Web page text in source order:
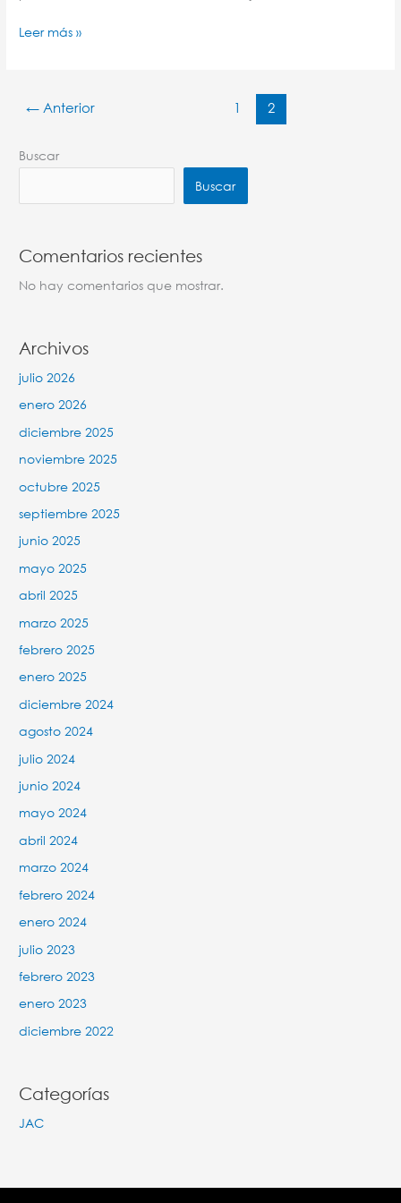
Leer más »
← Anterior 1 2
Buscar
Buscar
Comentarios recientes
No hay comentarios que mostrar.
Archivos
julio 2026
enero 2026
diciembre 2025
noviembre 2025
octubre 2025
septiembre 2025
junio 2025
mayo 2025
abril 2025
marzo 2025
febrero 2025
enero 2025
diciembre 2024
agosto 2024
julio 2024
junio 2024
mayo 2024
abril 2024
marzo 2024
febrero 2024
enero 2024
julio 2023
febrero 2023
enero 2023
diciembre 2022
Categorías
JAC